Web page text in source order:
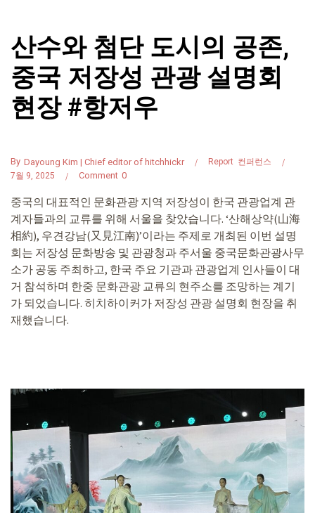
산수와 첨단 도시의 공존,
중국 저장성 관광 설명회
현장 #항저우
By Dayoung Kim | Chief editor of hitchhickr Report 컨퍼런스
7월 9, 2025
0
Comment
중국의 대표적인 문화관광 지역 저장성이 한국 관광업계 관
계자들과의 교류를 위해 서울을 찾았습니다. ‘산해상약(山海
相約), 우견강남(又見江南)’이라는 주제로 개최된 이번 설명
회는 저장성 문화방송 및 관광청과 주서울 중국문화관광사무
소가 공동 주최하고, 한국 주요 기관과 관광업계 인사들이 대
거 참석하며 한중 문화관광 교류의 현주소를 조망하는 계기
가 되었습니다. 히치하이커가 저장성 관광 설명회 현장을 취
재했습니다.